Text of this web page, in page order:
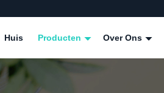
Huis Producten Over Ons